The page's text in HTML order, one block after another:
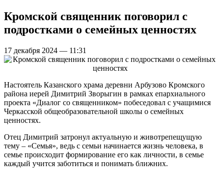
Кромской священник поговорил с
подростками о семейных ценностях
17 декабря 2024 — 11:31
Настоятель Казанского храма деревни Арбузово Кромского
района иерей Димитрий Зворыгин в рамках епархиального
проекта «Диалог со священником» побеседовал с учащимися
Черкасской общеобразовательной школы о семейных
ценностях.
Отец Димитрий затронул актуальную и животрепещущую
тему – «Семья», ведь с семьи начинается жизнь человека, в
семье происходит формирование его как личности, в семье
каждый учится заботиться и понимать ближних.